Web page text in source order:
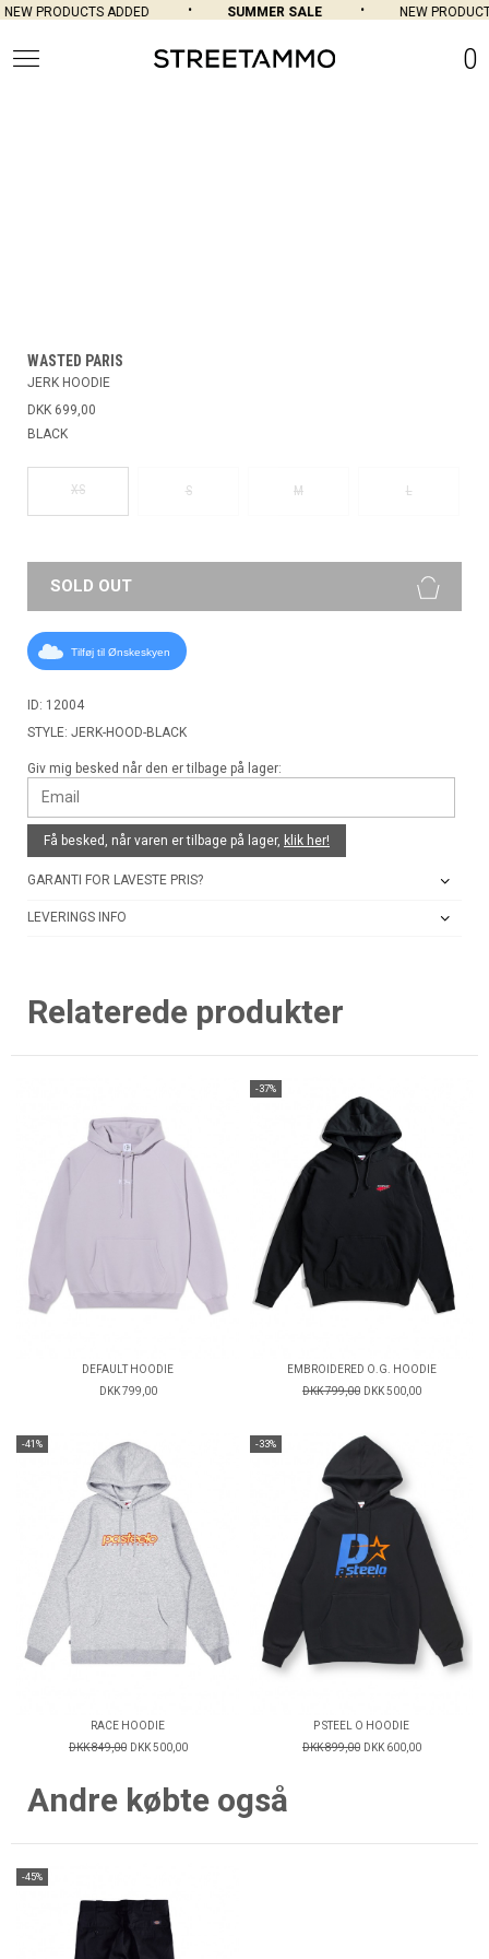
PRODUCTS ADDED SUMMER SALE NEW
0
WASTED PARIS
JERK HOODIE
DKK 699,00
BLACK
XS S M L
SOLD OUT
Tilføj til Ønskeskyen
ID: 12004
STYLE: JERK-HOOD-BLACK
Giv mig besked når den er tilbage på lager:
Få besked, når varen er tilbage på lager, klik her!
GARANTI FOR LAVESTE PRIS?
LEVERINGS INFO
Relaterede produkter
DEFAULT HOODIE
DKK 799,00
-37%
EMBROIDERED O.G. HOODIE
DKK 799,00 DKK 500,00
-41%
RACE HOODIE
DKK 849,00 DKK 500,00
-33%
P STEEL O HOODIE
DKK 899,00 DKK 600,00
Andre købte også
-45%